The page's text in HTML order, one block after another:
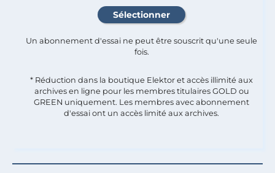
Un abonnement d'essai ne peut être souscrit qu'une seule
fois.​
* Réduction dans la boutique Elektor et accès illimité aux
archives en ligne pour les membres titulaires GOLD ou
GREEN uniquement. Les membres avec abonnement
d'essai ont un accès limité aux archives.